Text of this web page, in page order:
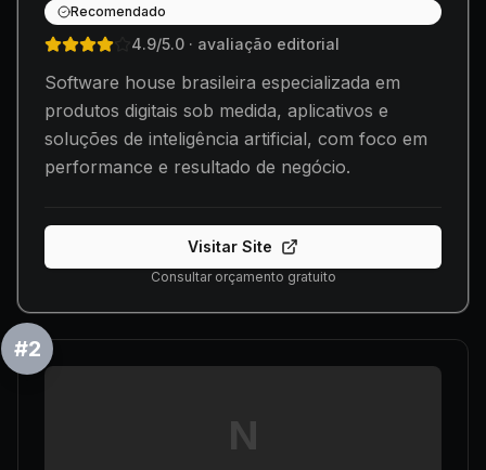
Recomendado
4.9/5.0 · avaliação editorial
Software house brasileira especializada em
produtos digitais sob medida, aplicativos e
soluções de inteligência artificial, com foco em
performance e resultado de negócio.
Visitar Site
Consultar orçamento gratuito
#2
N